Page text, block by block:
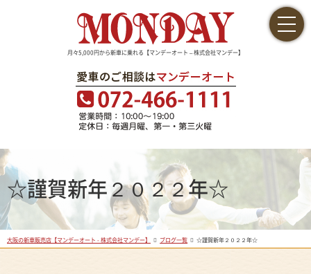
月々5,000円から新車に乗れる【マンデーオート – 株式会社マンデー】
☆謹賀新年２０２２年☆
大阪の新車販売店【マンデーオート - 株式会社マンデー】 ブログ一覧 ☆謹賀新年２０２２年☆